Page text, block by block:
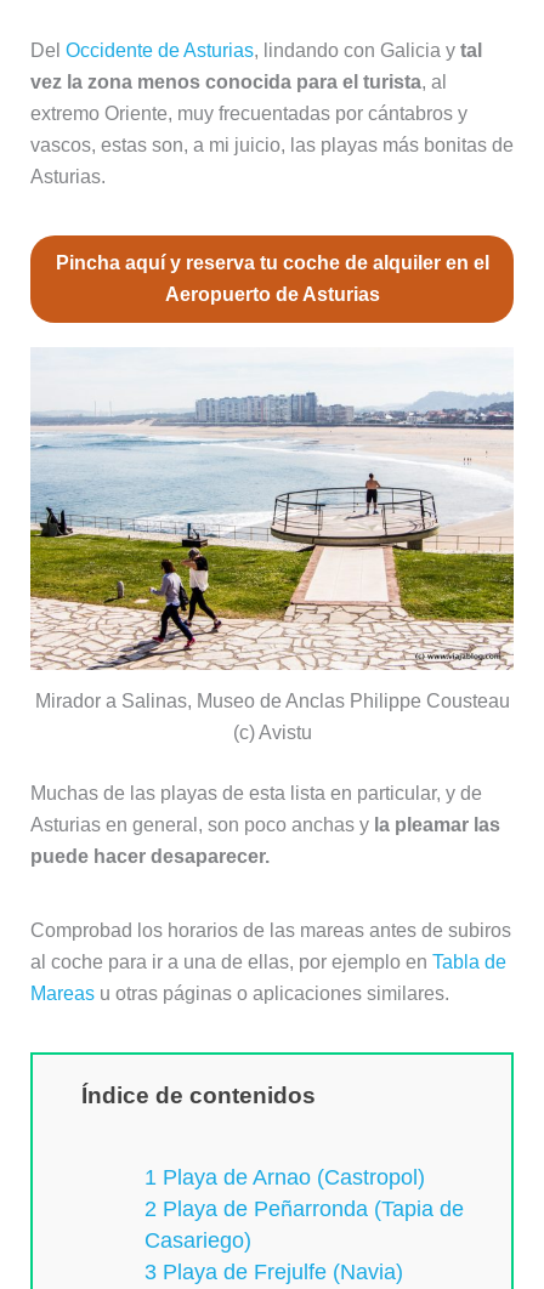
Del Occidente de Asturias, lindando con Galicia y tal
vez la zona menos conocida para el turista, al
extremo Oriente, muy frecuentadas por cántabros y
vascos, estas son, a mi juicio, las playas más bonitas de
Asturias.
Pincha aquí y reserva tu coche de alquiler en el
Aeropuerto de Asturias
Mirador a Salinas, Museo de Anclas Philippe Cousteau
(c) Avistu
Muchas de las playas de esta lista en particular, y de
Asturias en general, son poco anchas y la pleamar las
puede hacer desaparecer.
Comprobad los horarios de las mareas antes de subiros
al coche para ir a una de ellas, por ejemplo en Tabla de
Mareasu otras páginas o aplicaciones similares.
Índice de contenidos
1 Playa de Arnao (Castropol)
2 Playa de Peñarronda (Tapia de
Casariego)
3 Playa de Frejulfe (Navia)